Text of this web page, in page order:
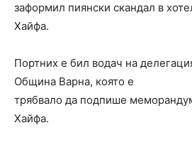
заформил пиянски скандал в
Хайфа.
Портних е бил водач на
Община Варна, която е
трябвало да подпише
Хайфа.